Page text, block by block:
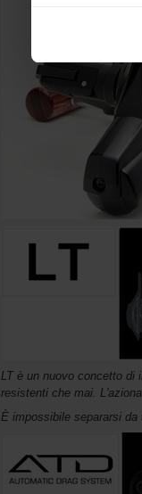
LT è un nuovo concetto di
resistenti che mai.
È impossibile separarsi